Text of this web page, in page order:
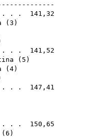
. 141,32
( 3 )
. 141,52
( 5 )
( 4)
. 147,41
. 150,65
( 6 )